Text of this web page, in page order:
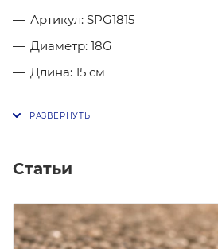
Артикул: SPG1815
Диаметр: 18G
Длина: 15 см
Статьи